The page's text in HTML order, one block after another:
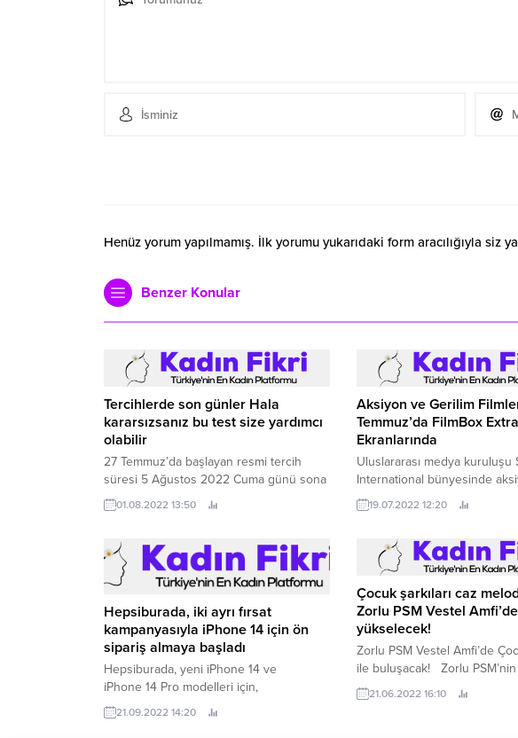
Henüz yorum yapılmamış. İlk yorumu yukarıdaki form aracılığıyla siz
Benzer Konular
Tercihlerde son günler Hala
kararsızsanız bu test size yardımcı
olabilir
27 Temmuz’da başlayan resmi tercih
süresi 5 Ağustos 2022 Cuma günü sona
eriyor.01.08.2022 13:50
Aksiyon ve Gerilim
Temmuz’da FilmBox Extra
Ekranlarında
Uluslararası medya kuruluşu
International bünyesinde
gerilim ağırlıklı filmlere ağırlık
FilmBox Extra, en parlak
sürükleyici öykülerle
serüvenin temposunu
19.07.2022 12:20
Hepsiburada, iki ayrı fırsat
kampanyasıyla iPhone 14 için ön
sipariş almaya başladı
Hepsiburada, yeni iPhone 14 ve
iPhone 14 Pro modelleri için,
kaçırılmayacak bir fırsatla ön sipariş
almaya başladı.
21.09.2022 14:20
Çocuk şarkıları caz
Zorlu PSM Vestel Amfi’de
yükselecek!
Zorlu PSM Vestel Amfi’de
ile buluşacak! Zorlu
açık hava mekanı Vestel
insanın kendi çocukluklarından
21.06.2022 16:10